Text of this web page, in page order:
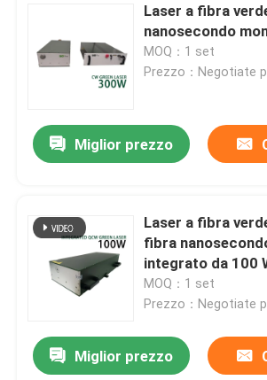
Laser a fibra
nanosecondo
MOQ：1 set
Prezzo：Negotiate
Miglior prezzo
Laser a fibra
fibra
integrato da 100
MOQ：1 set
Prezzo：Negotiate
Miglior prezzo